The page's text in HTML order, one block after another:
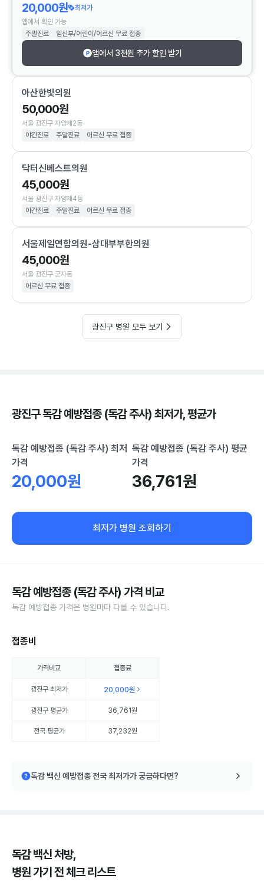
20,000원
최저가
앱에서 확인 가능
주말진료
임신부/어린이/어르신 무료 접종
앱에서 3천원 추가 할인 받기
아산한빛의원
50,000원
서울 광진구 자양제2동
야간진료
주말진료 어르신 무료 접종
닥터신베스트의원
45,000원
서울 광진구 자양제4동
야간진료
주말진료 어르신 무료 접종
서울제일연합의원-삼대부부한의원
45,000원
서울 광진구 군자동
어르신 무료 접종
광진구 병원 모두 보기
광진구 독감 예방접종 (독감 주사) 최저가, 평균가
독감 예방접종 (독감 주사) 최저
가격
20,000원
독감 예방접종 (독감 주사) 평균
가격
36,761원
최저가 병원 조회하기
독감 예방접종 (독감 주사) 가격 비교
독감 예방접종 가격은 병원마다 다를 수 있습니다.
접종비
가격비교 접종료
광진구최저가 20,000원
광진구평균가 36,761원
전국 평균가 37,232원
독감 백신 예방접종 전국 최저가가 궁금하다면?
독감 백신 처방,
병원 가기 전 체크 리스트